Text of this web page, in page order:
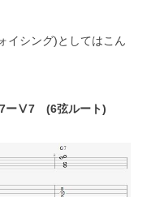
イシング)としてはこん
ーⅤ7 (6弦ルート)